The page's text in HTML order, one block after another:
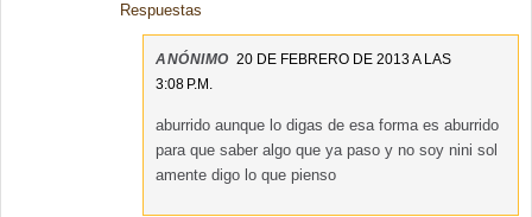
Respuestas
ANÓNIMO 20 DE FEBRERO DE 2013 A LAS
3:08 P.M.
aburrido aunque lo digas de esa forma es aburrido
para que saber algo que ya paso y no soy nini sol
amente digo lo que pienso